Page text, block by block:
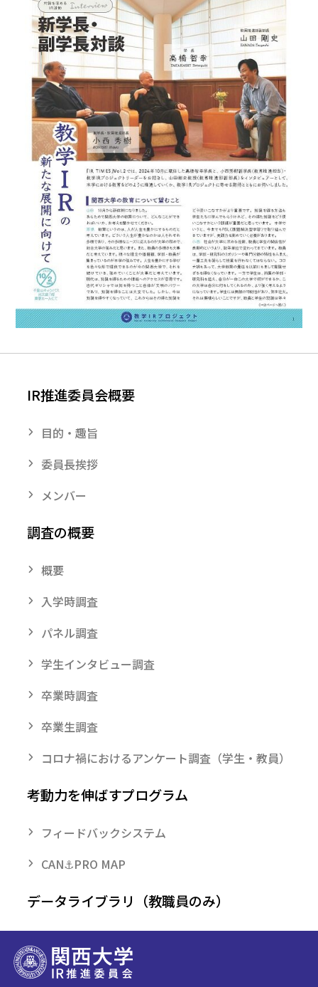
IR推進委員会概要
目的・趣旨
委員長挨拶
メンバー
調査の概要
概要
入学時調査
パネル調査
学生インタビュー調査
卒業時調査
卒業生調査
コロナ禍におけるアンケート調査（学生・教員）
考動力を伸ばすプログラム
フィードバックシステム
CAN⚓PRO MAP
データライブラリ（教職員のみ）